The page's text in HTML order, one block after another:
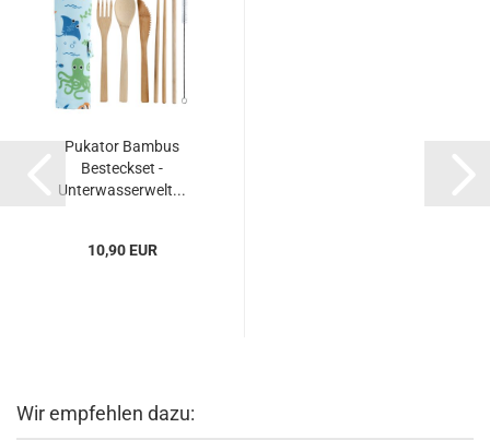
Pukator Bambus
Besteckset -
Unterwasserwelt...
10,90 EUR
Wir empfehlen dazu: